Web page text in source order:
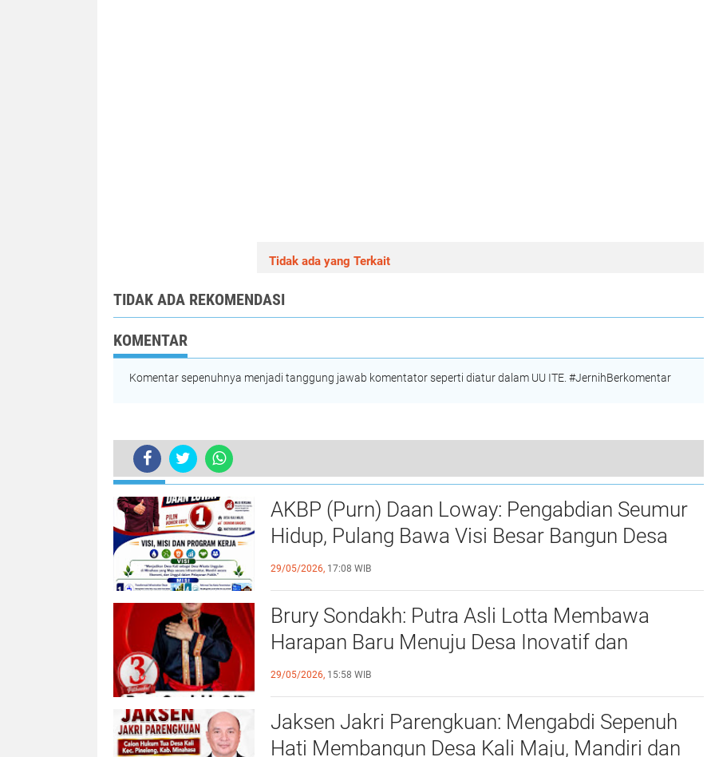
Tidak ada yang Terkait
TIDAK ADA REKOMENDASI
KOMENTAR
Komentar sepenuhnya menjadi tanggung jawab komentator seperti diatur dalam UU ITE. #JernihBerkomentar
Meriah, Event Fordeswita 2024 Dipadati Ribuan Pengunjung di Pantai Pall
TERKINI
AKBP (Purn) Daan Loway: Pengabdian Seumur
Hidup, Pulang Bawa Visi Besar Bangun Desa
Kali Menuju Wisata Unggulan
29/05/2026, 17:08 WIB
Brury Sondakh: Putra Asli Lotta Membawa
Harapan Baru Menuju Desa Inovatif dan
Sejahtera
29/05/2026, 15:58 WIB
Jaksen Jakri Parengkuan: Mengabdi Sepenuh
Hati Membangun Desa Kali Maju, Mandiri dan